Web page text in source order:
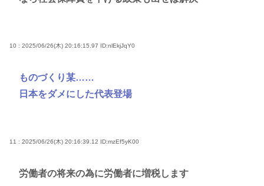
10 : 2025/06/26(木) 20:16:15.97 ID:nlEkjJqY0
ものづくり某……
日本をダメにした代表登場
11 : 2025/06/26(木) 20:16:39.12 ID:mzEf5yK00
労働者の将来の為に労働者に増税します